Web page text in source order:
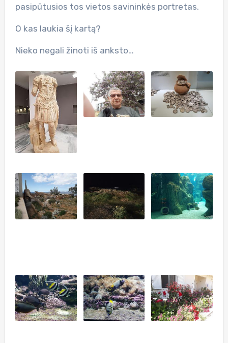
pasipūtusios tos vietos savininkės portretas.
O kas laukia šį kartą?
Nieko negali žinoti iš anksto…